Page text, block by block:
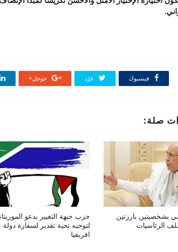
فيسبوك غرّد جوجل+
صلة:
بشخصيتين بارزتين
الرئاسيات
حزب جبهة التغيير يدعو
لتوجيه تحية تقدير لسفارة
افريقيا